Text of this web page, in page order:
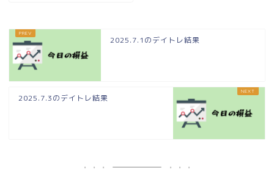
2025.7.1のデイトレ結果
2025.7.3のデイトレ結果